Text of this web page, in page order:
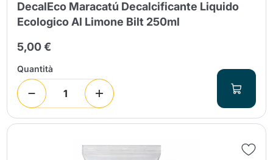
DecalEco Maracatú Decalcificante Liquido
Ecologico Al Limone Bilt 250ml
5,00 €
Quantità